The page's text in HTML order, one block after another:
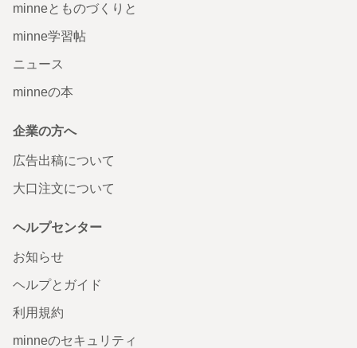
minneとものづくりと
minne学習帖
ニュース
minneの本
企業の方へ
広告出稿について
大口注文について
ヘルプセンター
お知らせ
ヘルプとガイド
利用規約
minneのセキュリティ